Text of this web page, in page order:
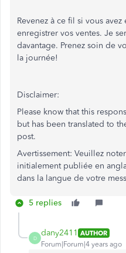
Revenez à ce fil si vous
enregistrer vos ventes. Je
davantage. Prenez soin de
la journée!
Disclaimer:
Please know that this
but has been translated to
post.
Avertissement: Veuillez
initialement publiée en
dans la langue de votre
5 replies
D
dany2411 AUTHOR
Forum|Forum|4 years ago